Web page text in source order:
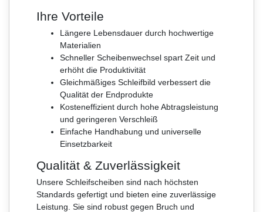
Ihre Vorteile
Längere Lebensdauer durch hochwertige
Materialien
Schneller Scheibenwechsel spart Zeit und
erhöht die Produktivität
Gleichmäßiges Schleifbild verbessert die
Qualität der Endprodukte
Kosteneffizient durch hohe Abtragsleistung
und geringeren Verschleiß
Einfache Handhabung und universelle
Einsetzbarkeit
Qualität & Zuverlässigkeit
Unsere Schleifscheiben sind nach höchsten
Standards gefertigt und bieten eine zuverlässige
Leistung. Sie sind robust gegen Bruch und